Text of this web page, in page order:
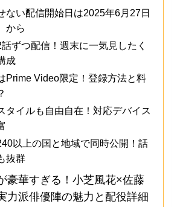
ない配信開始日は2025年6月27日
から
ずつ配信！週末に一気見したく
成
Prime Video限定！登録方法と料
タイルも自由自在！対応デバイス
以上の国と地域で同時公開！話
抜群
豪華すぎる！小芝風花×佐藤
力派俳優陣の魅力と配役詳細